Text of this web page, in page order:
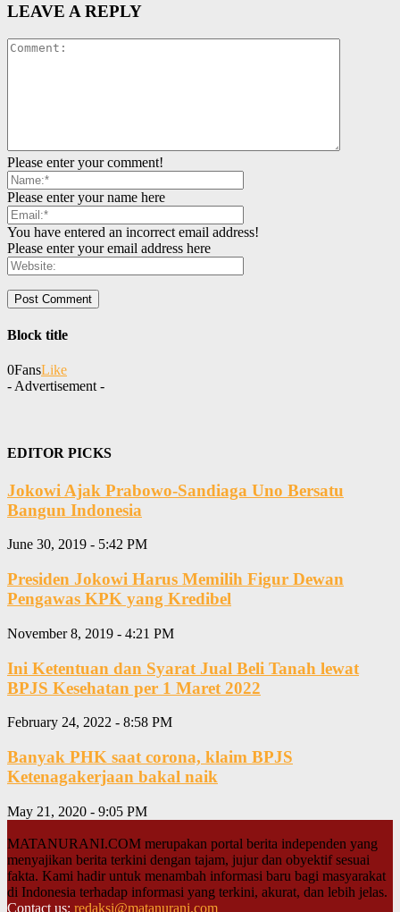
LEAVE A REPLY
Please enter your comment!
Please enter your name here
You have entered an incorrect email address!
Please enter your email address here
Block title
0FansLike
- Advertisement -
EDITOR PICKS
Jokowi Ajak Prabowo-Sandiaga Uno Bersatu
Bangun Indonesia
June 30, 2019 - 5:42 PM
Presiden Jokowi Harus Memilih Figur Dewan
Pengawas KPK yang Kredibel
November 8, 2019 - 4:21 PM
Ini Ketentuan dan Syarat Jual Beli Tanah lewat
BPJS Kesehatan per 1 Maret 2022
February 24, 2022 - 8:58 PM
Banyak PHK saat corona, klaim BPJS
Ketenagakerjaan bakal naik
May 21, 2020 - 9:05 PM
MATANURANI.COM merupakan portal berita independen yang
menyajikan berita terkini dengan tajam, jujur dan obyektif sesuai
fakta. Kami hadir untuk menambah informasi baru bagi masyarakat
di Indonesia terhadap informasi yang terkini, akurat, dan lebih jelas.
Contact us: redaksi@matanurani.com